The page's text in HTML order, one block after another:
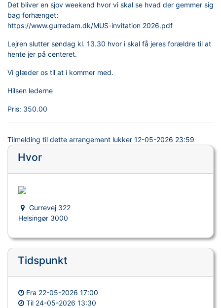
Det bliver en sjov weekend hvor vi skal se hvad der gemmer sig
bag forhænget:
https://www.gurredam.dk/MUS-invitation 2026.pdf
Lejren slutter søndag kl. 13.30 hvor i skal få jeres forældre til at
hente jer på centeret.
Vi glæder os til at i kommer med.
Hilsen lederne
Pris: 350.00
Tilmelding til dette arrangement lukker 12-05-2026 23:59
Hvor
Gurrevej 322
Helsingør 3000
Tidspunkt
Fra 22-05-2026 17:00
Til 24-05-2026 13:30